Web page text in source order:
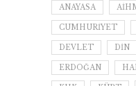
ANAYASA
CUMHURIYET
DEVLET DIN
ERDOĞAN